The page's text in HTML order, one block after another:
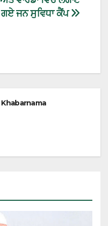
ਗਏ ਜਨ ਸੁਵਿਧਾ ਕੈਂਪ